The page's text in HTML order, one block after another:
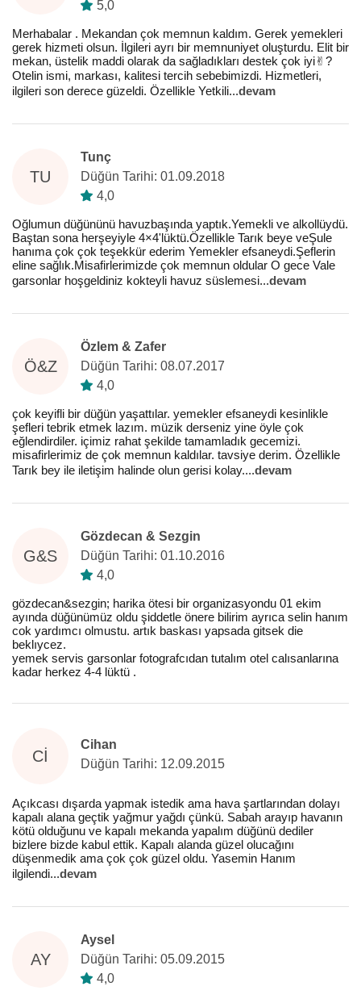
5,0
Merhabalar . Mekandan çok memnun kaldım. Gerek yemekleri
gerek hizmeti olsun. İlgileri ayrı bir memnuniyet oluşturdu. Elit bir
mekan, üstelik maddi olarak da sağladıkları destek çok iyi✌?
Otelin ismi, markası, kalitesi tercih sebebimizdi. Hizmetleri,
ilgileri son derece güzeldi. Özellikle Yetkili...devam
TU
Tunç
Düğün Tarihi: 01.09.2018
4,0
Oğlumun düğününü havuzbaşında yaptık.Yemekli ve alkollüydü.
Baştan sona herşeyiyle 4×4'lüktü.Özellikle Tarık beye veŞule
hanıma çok çok teşekkür ederim Yemekler efsaneydi.Şeflerin
eline sağlık.Misafirlerimizde çok memnun oldular O gece Vale
garsonlar hoşgeldiniz kokteyli havuz süslemesi...devam
Ö&Z
Özlem & Zafer
Düğün Tarihi: 08.07.2017
4,0
çok keyifli bir düğün yaşattılar. yemekler efsaneydi kesinlikle
şefleri tebrik etmek lazım. müzik derseniz yine öyle çok
eğlendirdiler. içimiz rahat şekilde tamamladık gecemizi.
misafirlerimiz de çok memnun kaldılar. tavsiye derim. Özellikle
Tarık bey ile iletişim halinde olun gerisi kolay....devam
G&S
Gözdecan & Sezgin
Düğün Tarihi: 01.10.2016
4,0
gözdecan&sezgin; harika ötesi bir organizasyondu 01 ekim
ayında düğünümüz oldu şiddetle önere bilirim ayrıca selin hanım
cok yardımcı olmustu. artık baskası yapsada gitsek die
beklıycez.
yemek servis garsonlar fotografcıdan tutalım otel calısanlarına
kadar herkez 4-4 lüktü .
CI
Cihan
Düğün Tarihi: 12.09.2015
Açıkcası dışarda yapmak istedik ama hava şartlarından dolayı
kapalı alana geçtik yağmur yağdı çünkü. Sabah arayıp havanın
kötü olduğunu ve kapalı mekanda yapalım düğünü dediler
bizlere bizde kabul ettik. Kapalı alanda güzel olucağını
düşenmedik ama çok çok güzel oldu. Yasemin Hanım
ilgilendi...devam
AY
Aysel
Düğün Tarihi: 05.09.2015
4,0